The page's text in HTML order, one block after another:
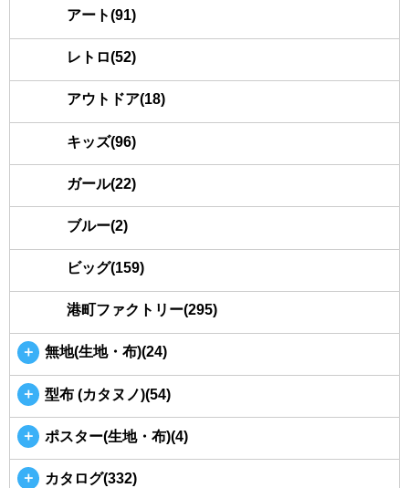
アート(91)
レトロ(52)
アウトドア(18)
キッズ(96)
ガール(22)
ブルー(2)
ビッグ(159)
港町ファクトリー(295)
＋ 無地(生地・布)(24)
＋ 型布 (カタヌノ)(54)
＋ ポスター(生地・布)(4)
＋ カタログ(332)